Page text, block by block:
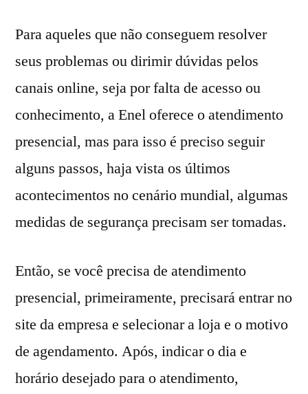
Para aqueles que não conseguem resolver
seus problemas ou dirimir dúvidas pelos
canais online, seja por falta de acesso ou
conhecimento, a Enel oferece o atendimento
presencial, mas para isso é preciso seguir
alguns passos, haja vista os últimos
acontecimentos no cenário mundial, algumas
medidas de segurança precisam ser tomadas.
Então, se você precisa de atendimento
presencial, primeiramente, precisará entrar no
site da empresa e selecionar a loja e o motivo
de agendamento. Após, indicar o dia e
horário desejado para o atendimento,